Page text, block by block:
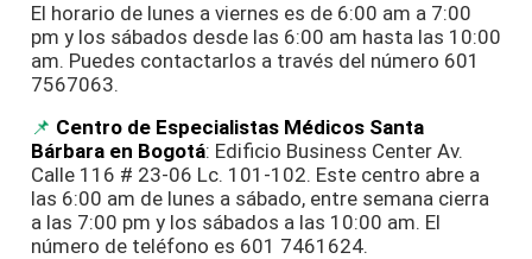
El horario de lunes a viernes es de 6:00 am a 7:00
pm y los sábados desde las 6:00 am hasta las 10:00
am. Puedes contactarlos a través del número 601
7567063.
Centro de Especialistas Médicos Santa
Bárbara en Bogotá: Edificio Business Center Av.
Calle 116 # 23-06 Lc. 101-102. Este centro abre a
las 6:00 am de lunes a sábado, entre semana cierra
a las 7:00 pm y los sábados a las 10:00 am. El
número de teléfono es 601 7461624.